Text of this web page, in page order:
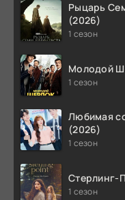
Рыцарь
(2026)
1 сезон
Молодой
1 сезон
Любимая
(2026)
1 сезон
Стерлинг-
1 сезон